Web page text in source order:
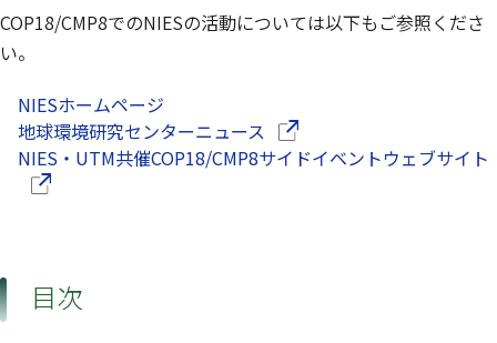
COP18/CMP8でのNIESの活動については以下もご参照くださ
い。
NIESホームページ
地球環境研究センターニュース （別ウインドウで開きます）
NIES・UTM共催COP18/CMP8サイドイベントウェブサイト
目次